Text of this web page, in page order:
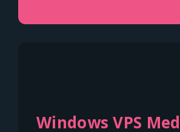
Windows VPS